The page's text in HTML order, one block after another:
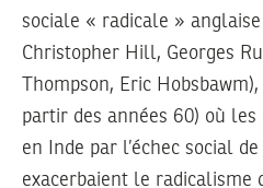
sociale « radicale »
Christopher Hill, Georges
Thompson, Eric
partir des années 60) où
en Inde par l’échec social de
exacerbaient le radicalisme